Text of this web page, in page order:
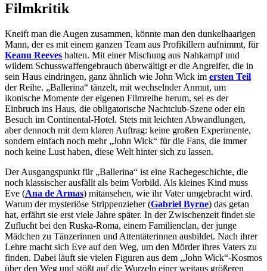
Filmkritik
Kneift man die Augen zusammen, könnte man den dunkelhaarigen
Mann, der es mit einem ganzen Team aus Profikillern aufnimmt, für
Keanu Reeves halten. Mit einer Mischung aus Nahkampf und
wildem Schusswaffengebrauch überwältigt er die Angreifer, die in
sein Haus eindringen, ganz ähnlich wie John Wick im ersten Teil
der Reihe. „Ballerina“ tänzelt, mit wechselnder Anmut, um
ikonische Momente der eigenen Filmreihe herum, sei es der
Einbruch ins Haus, die obligatorische Nachtclub-Szene oder ein
Besuch im Continental-Hotel. Stets mit leichten Abwandlungen,
aber dennoch mit dem klaren Auftrag: keine großen Experimente,
sondern einfach noch mehr „John Wick“ für die Fans, die immer
noch keine Lust haben, diese Welt hinter sich zu lassen.
Der Ausgangspunkt für „Ballerina“ ist eine Rachegeschichte, die
noch klassischer ausfällt als beim Vorbild. Als kleines Kind muss
Eve (Ana de Armas) mitansehen, wie ihr Vater umgebracht wird.
Warum der mysteriöse Strippenzieher (Gabriel Byrne) das getan
hat, erfährt sie erst viele Jahre später. In der Zwischenzeit findet sie
Zuflucht bei den Ruska-Roma, einem Familienclan, der junge
Mädchen zu Tänzerinnen und Attentäterinnen ausbildet. Nach ihrer
Lehre macht sich Eve auf den Weg, um den Mörder ihres Vaters zu
finden. Dabei läuft sie vielen Figuren aus dem „John Wick“-Kosmos
über den Weg und stößt auf die Wurzeln einer weitaus größeren